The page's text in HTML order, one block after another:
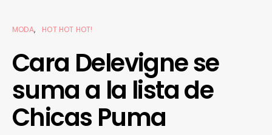
MODA HOT HOT HOT!
Cara Delevigne se
suma a la lista de
Chicas Puma